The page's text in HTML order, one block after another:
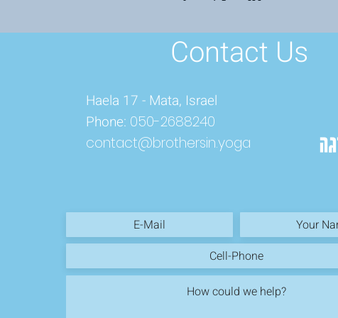
Contact Us
Phone: 050-2688240
contact@brothersin.yoga